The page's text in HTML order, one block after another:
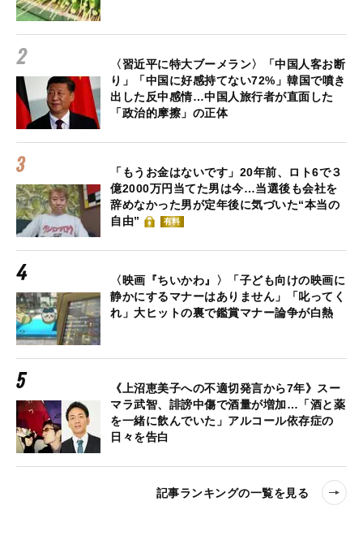
〈習近平に特大ブーメラン〉「中国人客お断
り」「中国に好感持てない72%」韓国で噴き
出した反中感情…中国人旅行者が直面した
「政治的摩擦」の正体
「もうお金はないです」20年前、ロト6で３
億2000万円当てた男は今…当選後も会社を
辞めなかった男が定年後に気づいた“本当の
自由”
有料
〈映画『ちいかわ』〉「子ども向けの映画に
静かにするマナーはありません」「叱ってく
れ」大ヒットの裏で鑑賞マナー論争が白熱
《上沼恵美子への不適切発言から7年》スー
マラ武智、誹謗中傷で酒量が増加…「酒と薬
を一緒に飲んでいた」アルコール依存症の
日々を告白
記事ランキングの一覧を見る